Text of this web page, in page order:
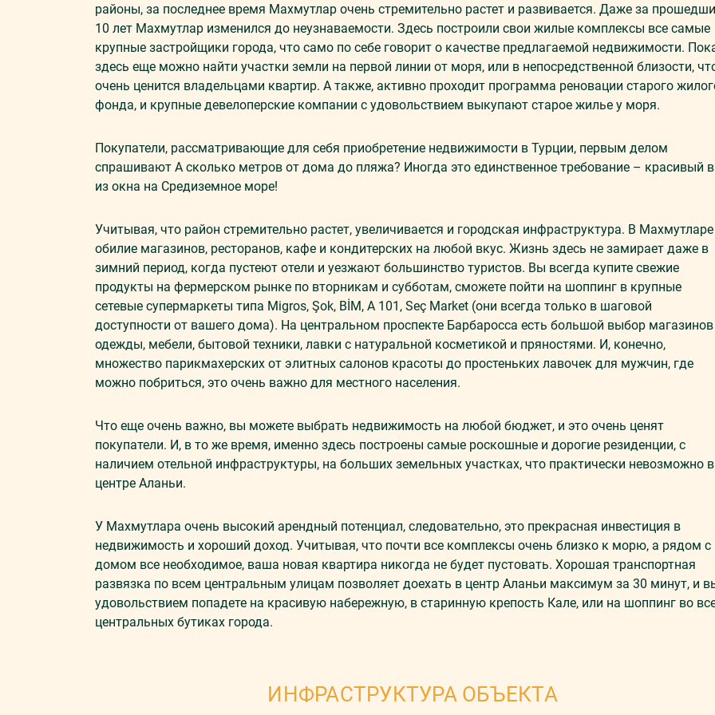
районы, за последнее время Махмутлар очень стремительно растет и развивается. Даже за
10 лет Махмутлар изменился до неузнаваемости. Здесь построили свои жилые комплексы все самые
крупные застройщики города, что само по себе говорит о качестве предлагаемой недвижимости.
здесь еще можно найти участки земли на первой линии от моря, или в непосредственной близости,
очень ценится владельцами квартир. А также, активно проходит программа реновации старого
фонда, и крупные девелоперские компании с удовольствием выкупают старое жилье у моря.
Покупатели, рассматривающие для себя приобретение недвижимости в Турции, первым делом
спрашивают А сколько метров от дома до пляжа? Иногда это единственное требование – красивый
из окна на Средиземное море!
Учитывая, что район стремительно растет, увеличивается и городская инфраструктура. В Махмутларе
обилие магазинов, ресторанов, кафе и кондитерских на любой вкус. Жизнь здесь не замирает даже в
зимний период, когда пустеют отели и уезжают большинство туристов. Вы всегда купите свежие
продукты на фермерском рынке по вторникам и субботам, сможете пойти на шоппинг в крупные
сетевые супермаркеты типа Migros, Şok, BİM, A 101, Seç Market (они всегда только в шаговой
доступности от вашего дома). На центральном проспекте Барбаросса есть большой выбор магазинов
одежды, мебели, бытовой техники, лавки с натуральной косметикой и пряностями. И, конечно,
множество парикмахерских от элитных салонов красоты до простеньких лавочек для мужчин, где
можно побриться, это очень важно для местного населения.
Что еще очень важно, вы можете выбрать недвижимость на любой бюджет, и это очень ценят
покупатели. И, в то же время, именно здесь построены самые роскошные и дорогие резиденции, с
наличием отельной инфраструктуры, на больших земельных участках, что практически невозможно в
центре Аланьи.
У Махмутлара очень высокий арендный потенциал, следовательно, это прекрасная инвестиция в
недвижимость и хороший доход. Учитывая, что почти все комплексы очень близко к морю, а рядом с
домом все необходимое, ваша новая квартира никогда не будет пустовать. Хорошая транспортная
развязка по всем центральным улицам позволяет доехать в центр Аланьи максимум за 30 минут, и
удовольствием попадете на красивую набережную, в старинную крепость Кале, или на шоппинг во
центральных бутиках города.
ИНФРАСТРУКТУРА ОБЪЕКТА